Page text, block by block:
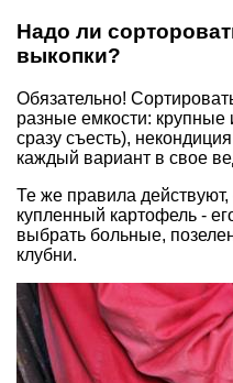
Надо ли
выкопки?
Обязательно!
разные емкости: крупные
сразу съесть),
каждый вариант в свое
Те же правила
купленный картофель -
выбрать больные,
клубни.